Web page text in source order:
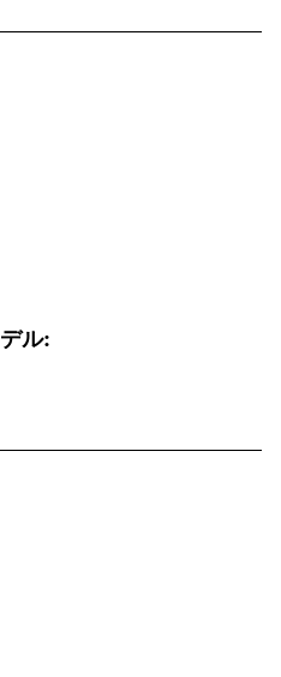
客に提供している言語の
客に提供している言語の
ル: